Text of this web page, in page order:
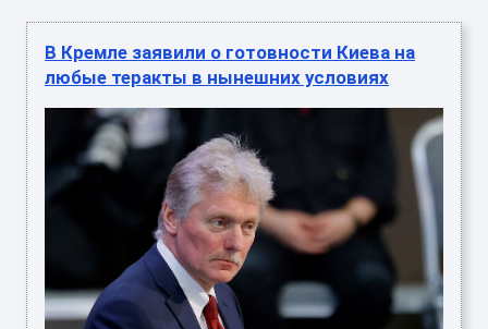
В Кремле заявили о готовности Киева на
любые теракты в нынешних условиях